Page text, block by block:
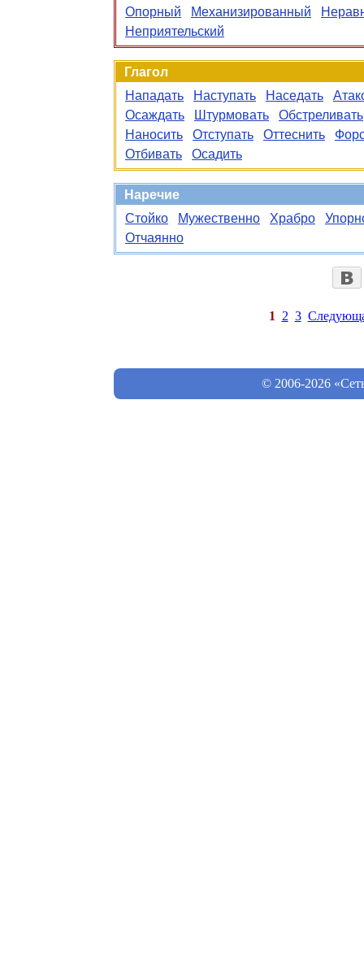
Опорный
Механизированный
Неприятельский
Глагол
Нападать
Наступать Наседать
Осаждать
Штурмовать
Обстреливать
Наносить
Отступать Оттеснить
Отбивать
Осадить
Наречие
Стойко
Мужественно Храбро
Отчаянно
1 2 3
© 2006-2026